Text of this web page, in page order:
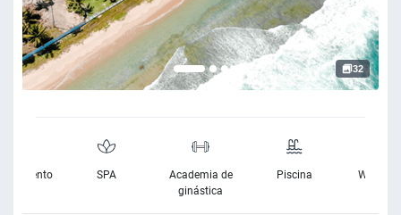
32
SPA
Academia de
ginástica
Piscina Wifi